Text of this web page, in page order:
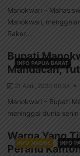
Manokwari –
Manokwari,
Raker...
INFO PAPUA BARAT
Bupati
Mandacan,
21 April, 2020 00:54
Manokwari – Bupati
meninggal dunia
INFO NABIRE INFO
Warga Yang
Perahu